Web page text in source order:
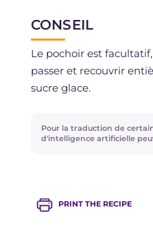
CONSEIL
Le pochoir est
passer et recouvrir
sucre glace.
Pour la traduction de
d'intelligence artificielle
PRINT THE RECIPE